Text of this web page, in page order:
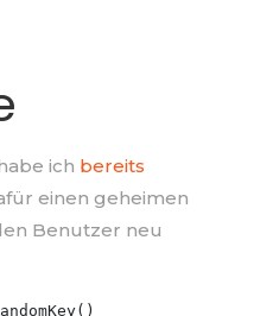
ich bereits
einen geheimen
Benutzer neu